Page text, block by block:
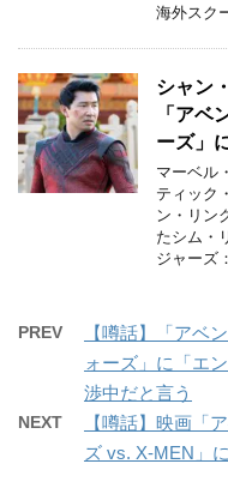
海外スク
シャン
「アベ
ーズ」
マーベル
ティック
ン・リン
たシム・
ジャーズ
PREV
【噂話】「アベ
ォーズ」に「エ
渉中だと言う
NEXT
【噂話】映画「
ズ vs. X-MEN」